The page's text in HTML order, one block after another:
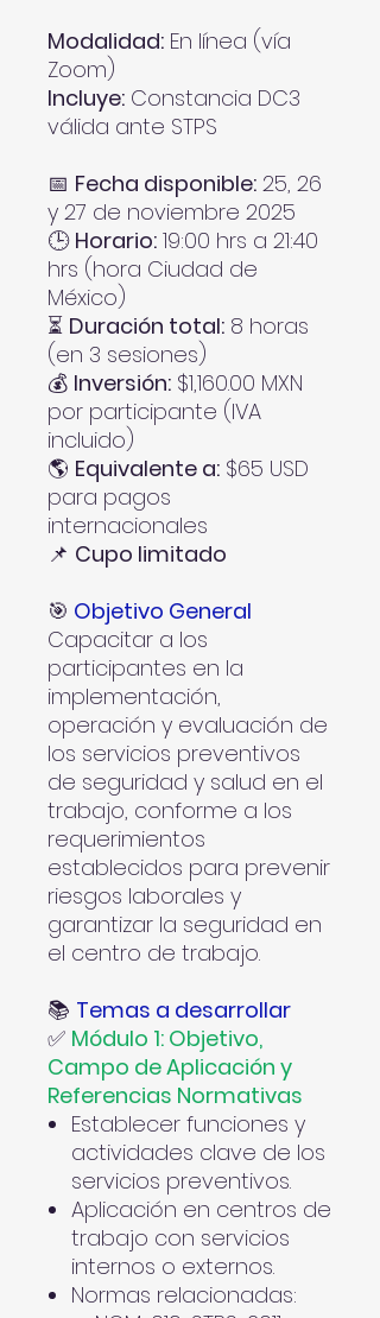
Modalidad: En línea (vía
Zoom)
Incluye: Constancia DC3
válida ante STPS
📅 Fecha disponible: 25, 26
y 27 de noviembre 2025
🕒 Horario: 19:00 hrs a 21:40
hrs (hora Ciudad de
México)
⏳ Duración total: 8 horas
(en 3 sesiones)
💰 Inversión: $1,160.00 MXN
por participante (IVA
incluido)
🌎 Equivalente a: $65 USD
para pagos
internacionales
📌 Cupo limitado
🎯 Objetivo General
Capacitar a los
participantes en la
implementación,
operación y evaluación de
los servicios preventivos
de seguridad y salud en el
trabajo, conforme a los
requerimientos
establecidos para prevenir
riesgos laborales y
garantizar la seguridad en
el centro de trabajo.
📚 Temas a desarrollar
✅ Módulo 1: Objetivo,
Campo de Aplicación y
Referencias Normativas
Establecer funciones y
actividades clave de los
servicios preventivos.
Aplicación en centros de
trabajo con servicios
internos o externos.
Normas relacionadas: